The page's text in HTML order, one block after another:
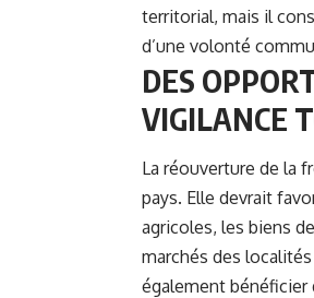
territorial, mais il
d’une volonté
DES
VIGILANCE
La réouverture de la
pays. Elle devrait
agricoles, les biens
marchés des
également bénéficier